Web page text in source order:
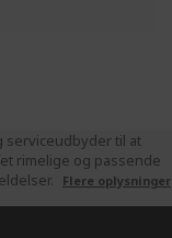
til at
rimelige og passende
Flere oplysninger